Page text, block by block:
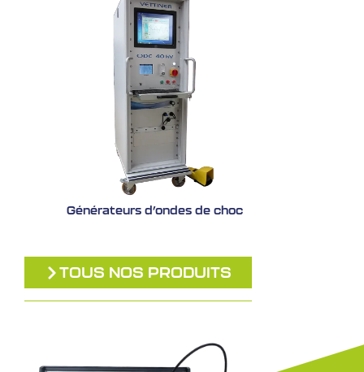
Générateurs d’ondes de choc
TOUS NOS PRODUITS